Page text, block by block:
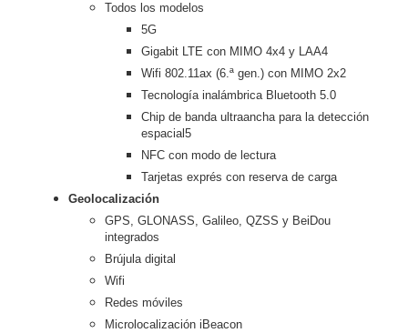
Todos los modelos
5G
Gigabit LTE con MIMO 4x4 y LAA4
Wifi 802.11ax (6.ª gen.) con MIMO 2x2
Tecnología inalámbrica Bluetooth 5.0
Chip de banda ultraancha para la detección
espacial5
NFC con modo de lectura
Tarjetas exprés con reserva de carga
Geolocalización
GPS, GLONASS, Galileo, QZSS y BeiDou
integrados
Brújula digital
Wifi
Redes móviles
Microlocalización iBeacon